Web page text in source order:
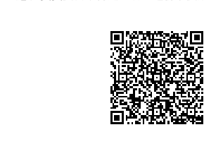
政策解读
专题公开